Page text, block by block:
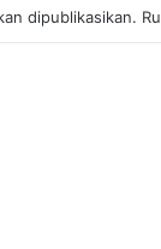
dipublikasikan.